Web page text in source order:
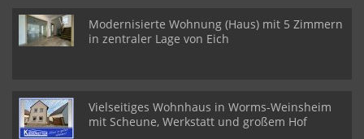
Modernisierte Wohnung (Haus) mit 5 Zimmern
in zentraler Lage von Eich
Vielseitiges Wohnhaus in Worms-Weinsheim
mit Scheune, Werkstatt und großem Hof